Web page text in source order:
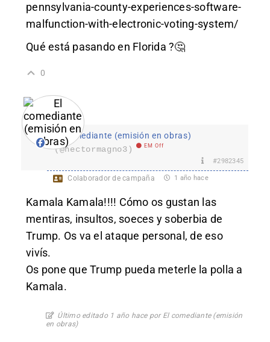
pennsylvania-county-experiences-software-
malfunction-with-electronic-voting-system/
Qué está pasando en Florida ?🤔
0
El comediante (emisión en obras)
(@hectormagno3)
EM Off
#2982345
Colaborador de campaña 1 año hace
Kamala Kamala!!!! Cómo os gustan las
mentiras, insultos, soeces y soberbia de
Trump. Os va el ataque personal, de eso
vivís.
Os pone que Trump pueda meterle la polla a
Kamala.
Último editado 1 año hace por El comediante (emisión
en obras)